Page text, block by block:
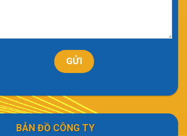
BẢN ĐỒ CÔNG TY